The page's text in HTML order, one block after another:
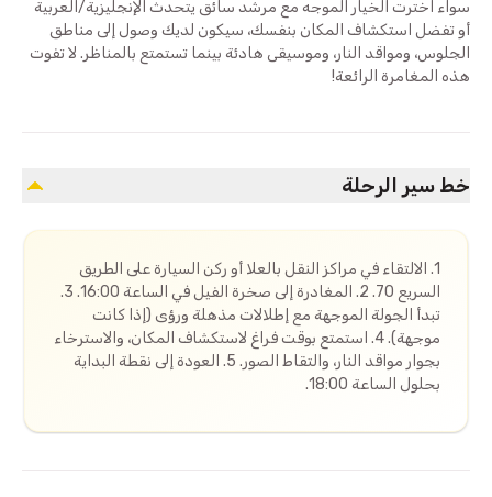
سواء اخترت الخيار الموجه مع مرشد سائق يتحدث الإنجليزية/العربية
أو تفضل استكشاف المكان بنفسك، سيكون لديك وصول إلى مناطق
الجلوس، ومواقد النار، وموسيقى هادئة بينما تستمتع بالمناظر. لا تفوت
هذه المغامرة الرائعة!
خط سير الرحلة
1. الالتقاء في مراكز النقل بالعلا أو ركن السيارة على الطريق
السريع 70. 2. المغادرة إلى صخرة الفيل في الساعة 16:00. 3.
تبدأ الجولة الموجهة مع إطلالات مذهلة ورؤى (إذا كانت
موجهة). 4. استمتع بوقت فراغ لاستكشاف المكان، والاسترخاء
بجوار مواقد النار، والتقاط الصور. 5. العودة إلى نقطة البداية
بحلول الساعة 18:00.